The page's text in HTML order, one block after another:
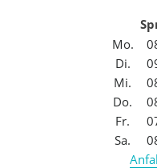
Mo.
Di.
Mi.
Do.
Fr.
Sa.